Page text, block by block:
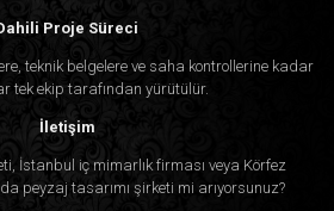
Proje Süreci
teknik belgelere ve saha kontrollerine kadar
tek ekip tarafından yürütülür.
İletişim
İstanbul iç mimarlık firması veya Körfez
peyzaj tasarımı şirketi mi arıyorsunuz?